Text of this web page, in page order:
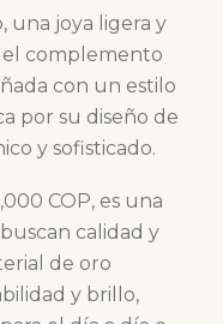
una joya ligera y
complemento
con un estilo
por su diseño de
y sofisticado.
COP, es una
calidad y
de oro
y brillo,